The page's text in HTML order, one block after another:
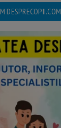
DESPRECOPII.COM